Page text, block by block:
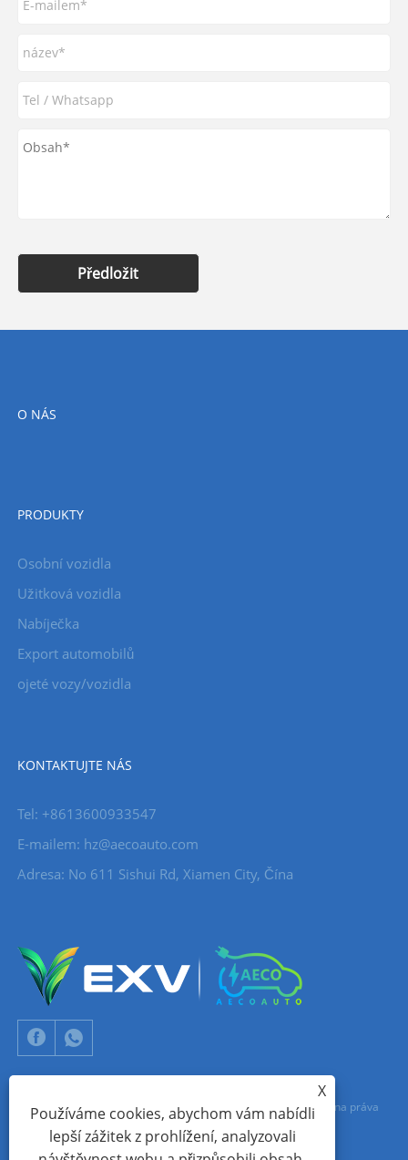
Předložit
O NÁS
PRODUKTY
Osobní vozidla
Užitková vozidla
Nabíječka
Export automobilů
ojeté vozy/vozidla
KONTAKTUJTE NÁS
Tel: +8613600933547
E-mailem: hz@aecoauto.com
Adresa: No 611 Sishui Rd, Xiamen City, Čína
Copyright © 2024 Xiamen Aecoauto Technology Co., Ltd. Všechna práva
vyhrazena.
X
Používáme cookies, abychom vám nabídli
lepší zážitek z prohlížení, analyzovali